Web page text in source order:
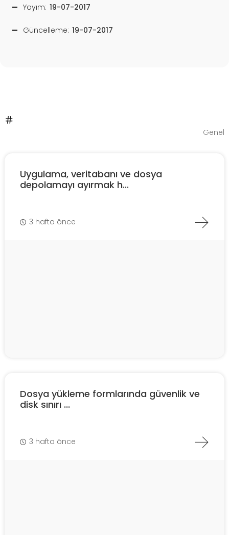
Yayım: 19-07-2017
Güncelleme: 19-07-2017
Genel
Uygulama, veritabanı ve dosya
depolamayı ayırmak h...
3 hafta önce
Dosya yükleme formlarında güvenlik ve
disk sınırı ...
3 hafta önce